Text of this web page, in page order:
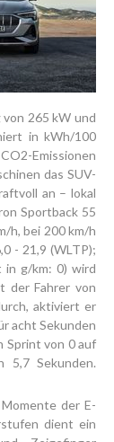
265 kW und
in kWh/100
Emissionen
das SUV-
an – lokal
Sportback 55
h, bei 200 km/h
- 21,9 (WLTP);
in g/km: 0) wird
der Fahrer von
aktiviert er
acht Sekunden
Sprint von 0 auf
5,7 Sekunden.
der E-
dient ein